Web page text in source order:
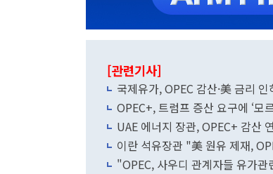
[관련기사]
국제유가, OPEC 감산·美 금리
OPEC+, 트럼프 증산 요구에 ‘
UAE 에너지 장관, OPEC+ 감산
이란 석유장관 "美 원유 제재,
"OPEC, 사우디 관계자들 유가